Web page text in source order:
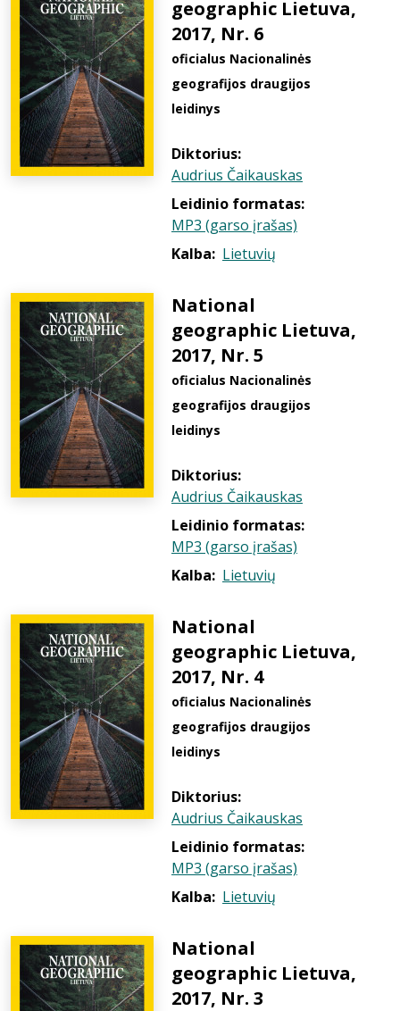
geographic Lietuva,
2017, Nr. 6
oficialus Nacionalinės
geografijos draugijos
leidinys
Diktorius:
Audrius Čaikauskas
Leidinio formatas:
MP3 (garso įrašas)
Kalba: Lietuvių
National
geographic Lietuva,
2017, Nr. 5
oficialus Nacionalinės
geografijos draugijos
leidinys
Diktorius:
Audrius Čaikauskas
Leidinio formatas:
MP3 (garso įrašas)
Kalba: Lietuvių
National
geographic Lietuva,
2017, Nr. 4
oficialus Nacionalinės
geografijos draugijos
leidinys
Diktorius:
Audrius Čaikauskas
Leidinio formatas:
MP3 (garso įrašas)
Kalba: Lietuvių
National
geographic Lietuva,
2017, Nr. 3